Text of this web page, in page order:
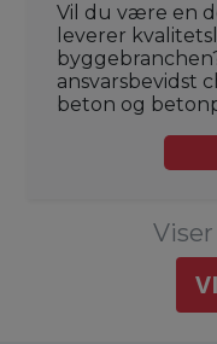
Vil du være en
leverer
ansvarsbevidst
beton og